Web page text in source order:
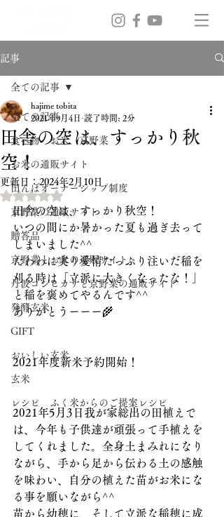
記事
全ての記事
食べ物 お米 京野菜
お米の通販サイト
田んぼオーナーシップ制度
京野菜の通販サイト
贈答品
京野菜とお米の通販サイト
丹波コシヒカリと京野菜の通販サイト
発酵玄米
GIFT
おいしい玄米
玄米
レシピ ふく米からのご提案レシピ
全ての記事
田舎の空は、すっかり秋
空！
hajime tobita
2021年9月4日 読了時間: 2分
更新日：2024年2月10日
5つ星のうちNaNと評価されています。
田舎の空は、すっかり秋空！
いつの間にか暑かった夏も過ぎ去って
しまいました^^
たわわに実り愛情たっぷり注いだ稲を
刈る時は「立派に大きくなったな！」
と稲を褒めてやるんです^^
ありがとうーーー🌾
2021年度新米予約開始！
2021年5月3日我が家総出の田植えで
は、今年も子供達が頑張って手植えを
してくれました。全身土まみれになり
ながら、手から足から伝わる土の感触
を味わい、自分の植えた苗がお米にな
る事を願いながら^^
苗から幼穂に、そして立派な稲穂に成